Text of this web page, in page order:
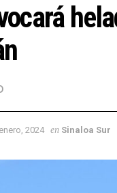
2024 en Sinaloa Sur